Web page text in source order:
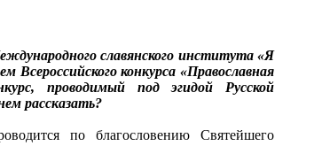
славянского института «Я
конкурса «Православная
проводимый под эгидой Русской
рассказать?
по благословению Святейшего